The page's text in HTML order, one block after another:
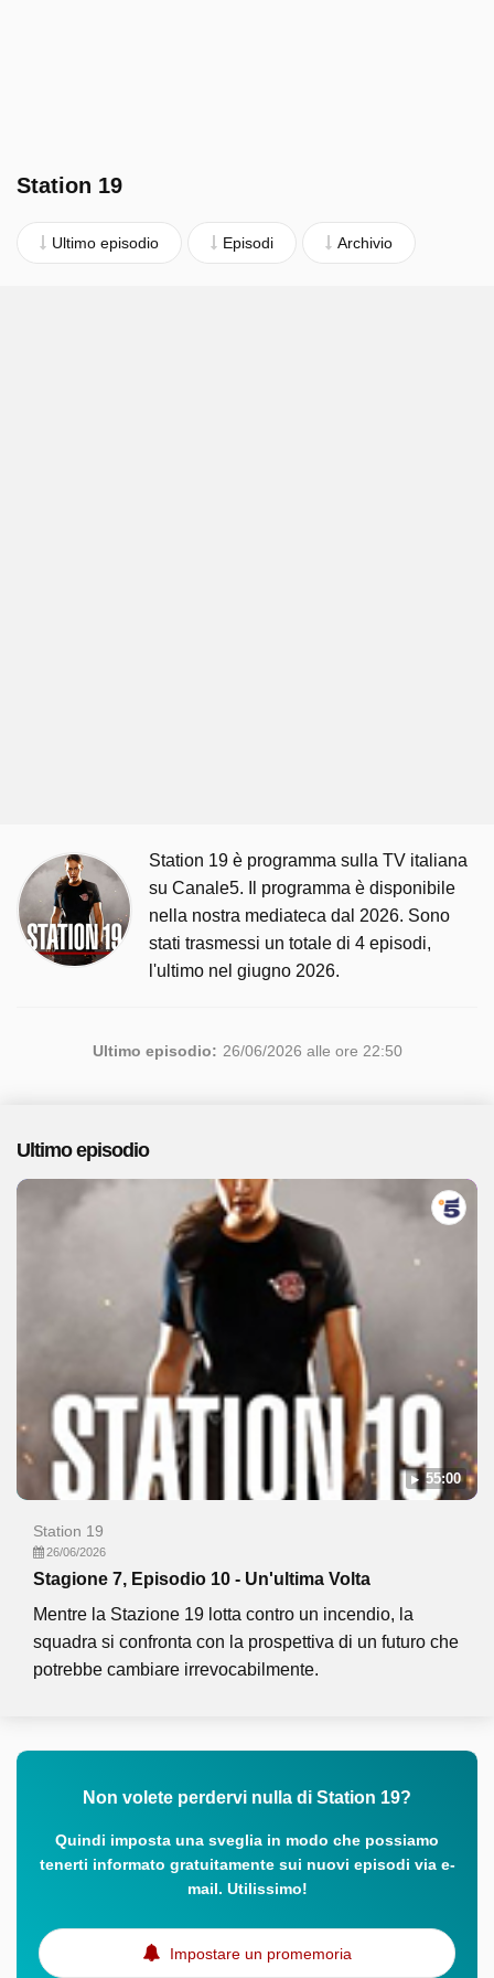
Station 19
Ultimo episodio Episodi Archivio
Station 19 è programma sulla TV italiana
su Canale5. Il programma è disponibile
nella nostra mediateca dal 2026. Sono
stati trasmessi un totale di 4 episodi,
l'ultimo nel giugno 2026.
Ultimo episodio: 26/06/2026 alle ore 22:50
Ultimo episodio
55:00
Station 19
26/06/2026
Stagione 7, Episodio 10 - Un'ultima Volta
Mentre la Stazione 19 lotta contro un incendio, la
squadra si confronta con la prospettiva di un futuro che
potrebbe cambiare irrevocabilmente.
Non volete perdervi nulla di Station 19?
Quindi imposta una sveglia in modo che possiamo
tenerti informato gratuitamente sui nuovi episodi via e-
mail. Utilissimo!
Impostare un promemoria